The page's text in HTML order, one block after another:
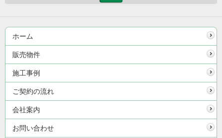
ホーム
販売物件
施工事例
ご契約の流れ
会社案内
お問い合わせ